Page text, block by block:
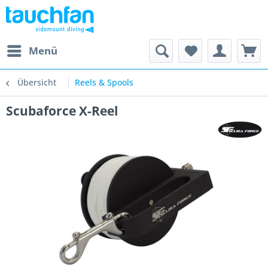
Menü
Übersicht Reels & Spools
Scubaforce X-Reel